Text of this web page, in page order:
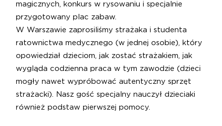
magicznych, konkurs w rysowaniu i specjalnie
przygotowany plac zabaw.
W Warszawie zaprosiliśmy strażaka i studenta
ratownictwa medycznego (w jednej osobie), który
opowiedział dzieciom, jak zostać strażakiem, jak
wygląda codzienna praca w tym zawodzie (dzieci
mogły nawet wypróbować autentyczny sprzęt
strażacki). Nasz gość specjalny nauczył dzieciaki
również podstaw pierwszej pomocy.